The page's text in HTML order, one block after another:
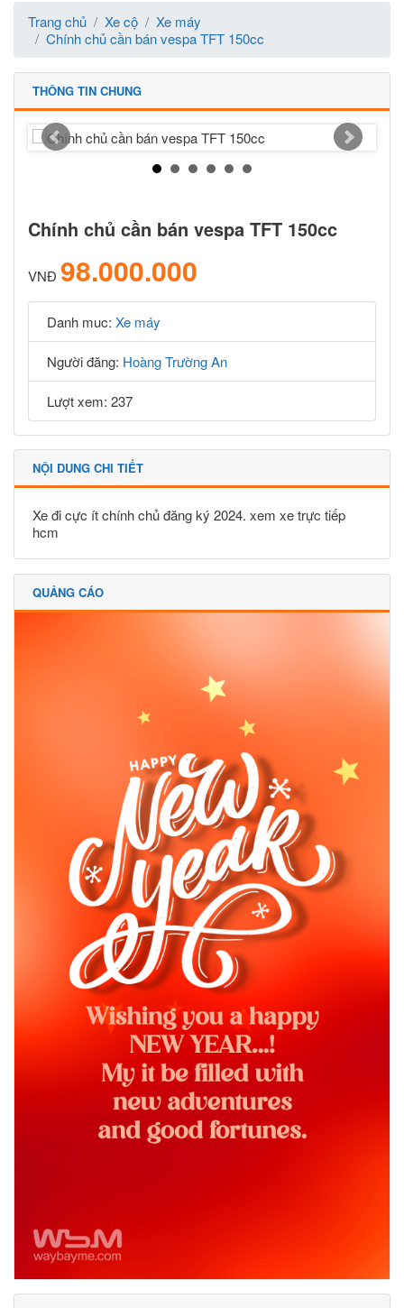
Trang chủ Xe cộ
Xe máy
Chính chủ cần bán vespa TFT 150cc
THÔNG TIN CHUNG
Chính chủ cần bán vespa TFT 150cc
VNĐ 98.000.000
Danh muc: Xe máy
Người đăng: Hoàng Trường An
Lượt xem: 237
NỘI DUNG CHI TIẾT
Xe đi cực ít chính chủ đăng ký 2024. xem xe trực tiếp
hcm
QUẢNG CÁO